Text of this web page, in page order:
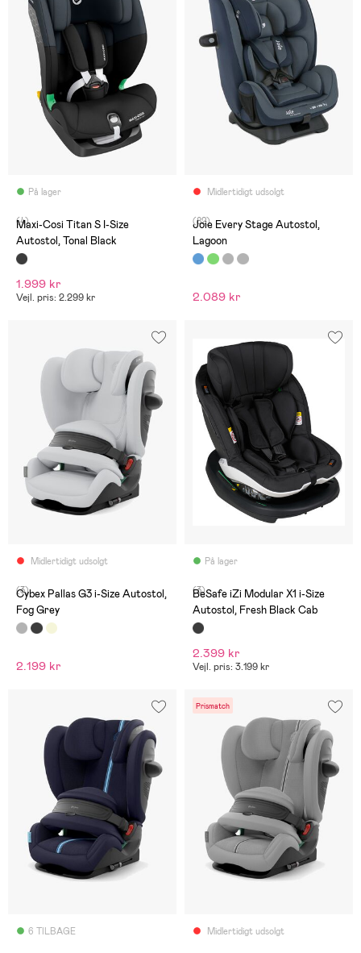
På lager
(4)
Maxi-Cosi Titan S I-Size
Autostol, Tonal Black
1.999 kr
Vejl. pris: 2.299 kr
Midlertidigt udsolgt
(82)
Joie Every Stage Autostol,
Lagoon
2.089 kr
Midlertidigt udsolgt
(3)
Cybex Pallas G3 i-Size Autostol,
Fog Grey
2.199 kr
På lager
(3)
BeSafe iZi Modular X1 i-Size
Autostol, Fresh Black Cab
2.399 kr
Vejl. pris: 3.199 kr
6 TILBAGE
Prismatch
Midlertidigt udsolgt